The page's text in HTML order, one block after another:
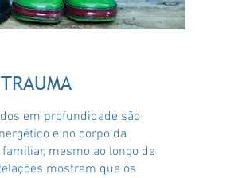
em profundidade são
e no corpo da
mesmo ao longo de
mostram que os